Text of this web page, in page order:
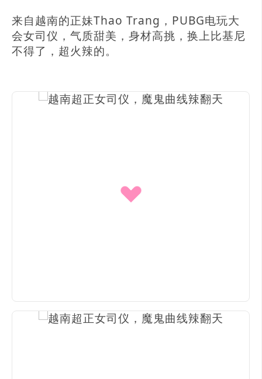
来自越南的正妹Thao Trang，PUBG电玩大
会女司仪，气质甜美，身材高挑，换上比基尼
不得了，超火辣的。